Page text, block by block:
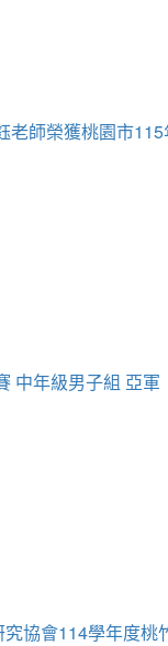
師榮獲桃園市
中年級男子組 亞軍
協會114學年度